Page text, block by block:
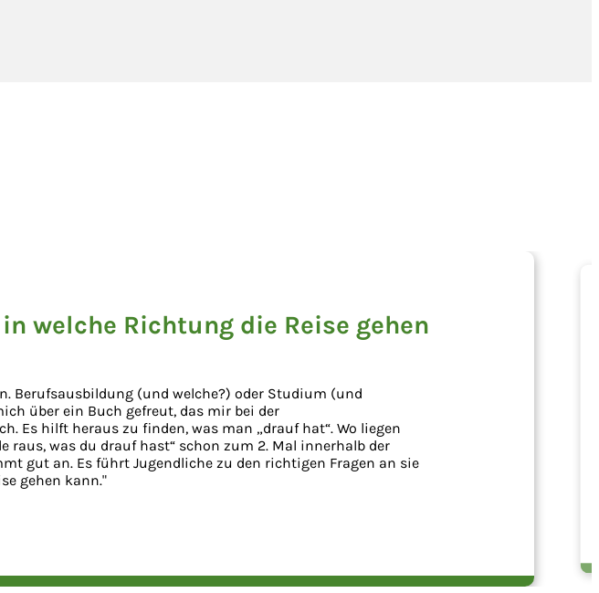
welche Richtung die Reise gehen
Berufsausbildung (und welche?) oder Studium (und
über ein Buch gefreut, das mir bei der
Es hilft heraus zu finden, was man „drauf hat“. Wo liegen
raus, was du drauf hast“ schon zum 2. Mal innerhalb der
gut an. Es führt Jugendliche zu den richtigen Fragen an sie
gehen kann."